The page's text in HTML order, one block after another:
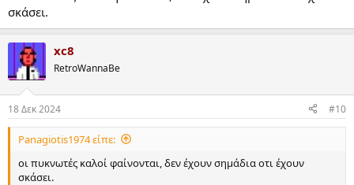
σκάσει.
xc8
RetroWannaBe
18 Δεκ 2024 #10
Panagiotis1974 είπε:
οι πυκνωτές καλοί φαίνονται, δεν έχουν σημάδια οτι έχουν
σκάσει.